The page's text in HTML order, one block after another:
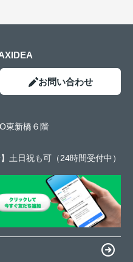
お問い合わせ
東新橋６階
日祝も可（24時間受付中）